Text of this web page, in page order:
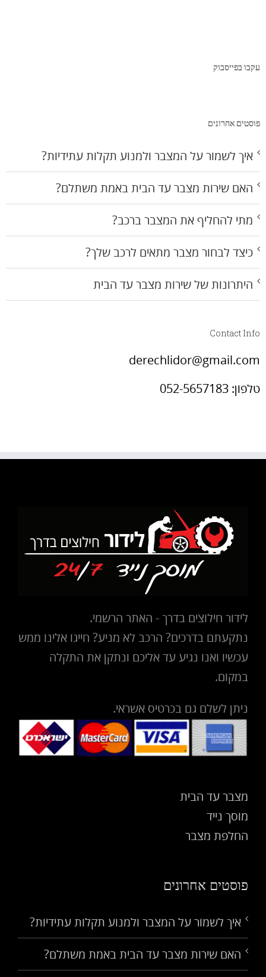
עקבו בפייסבוק
פוסטים אחרונים
איך לשמור על המצבר ולמנוע תקלות עתידיות?
האם שירות מצבר עד הבית באמת משתלם?
מתי להחליף את המצבר ברכב?
כיצד לבחור מצבר מתאים לרכב שלך?
היתרונות של שירות מצבר עד הבית
Contact Info
derechlidor@gmail.com
טלפון: 052-5657183
לידור חילוצים בדרך - האתר הרשמי.
נתקעתם בדרכים? הרכב לא מניע? חייגו אלינו ממש
עכשיו ואנו נגיע עד אליכם ונתקן את התקלה
במקום.
ניתן לשלם גם בכרטיס אשראי.
מצבר עד הבית
מוסך נייד
החלפת מצבר
פוסטים אחרונים
איך לשמור על המצבר ולמנוע תקלות עתידיות?
האם שירות מצבר עד הבית באמת משתלם?